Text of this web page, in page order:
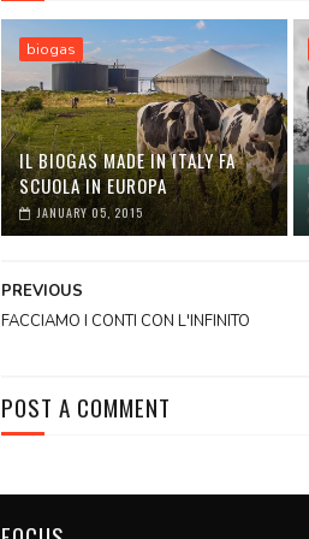
biogas
IL BIOGAS MADE IN ITALY FA
SCUOLA IN EUROPA
JANUARY 05, 2015
PREVIOUS
FACCIAMO I CONTI CON L'INFINITO
POST A COMMENT